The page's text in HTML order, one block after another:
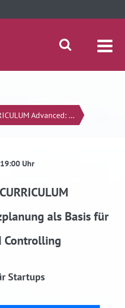
Suche öffnen/schließen
Advanced: ...
Uhr
als Basis für
Controlling
Startups